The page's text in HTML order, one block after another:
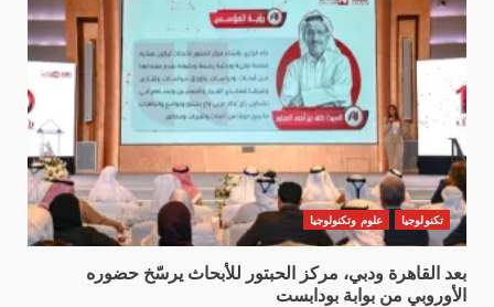
تكنولوجيا علوم وتكنولوجيا
بعد القاهرة ودبي، مركز الحبتور للأبحاث يرسّخ حضوره
الأوروبي من بوابة بودابست